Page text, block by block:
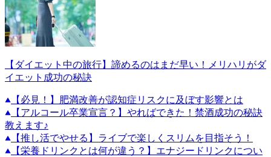
【ダイエット中の旅行】諦めるのはまだ早い！メリハリがダ
イエット成功の秘訣
【必見！】肥満改善が認知症リスクに及ぼす影響とは
【アルコール卒業宣言？】やればできた！禁酒成功の秘訣
教えます♪
【推し活でやせる】ライブで楽しくスリムを目指そう！
【栄養ドリンクとは何が違う？】エナジードリンクについ